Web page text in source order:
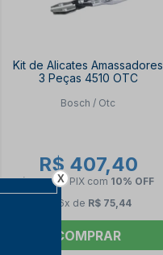
Kit de Alicates Amassadores
3 Peças 4510 OTC
Bosch / Otc
R$ 407,40
à vista no PIX com 10% OFF
6x de R$ 75,44
COMPRAR
X